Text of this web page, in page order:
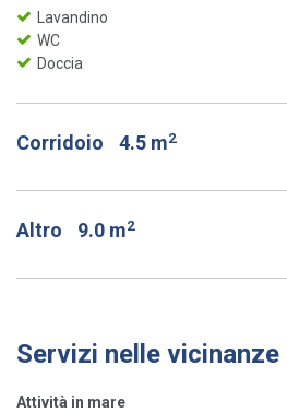
Lavandino
WC
Doccia
Corridoio 4.5 m2
Altro 9.0 m2
Servizi nelle vicinanze
Attività in mare